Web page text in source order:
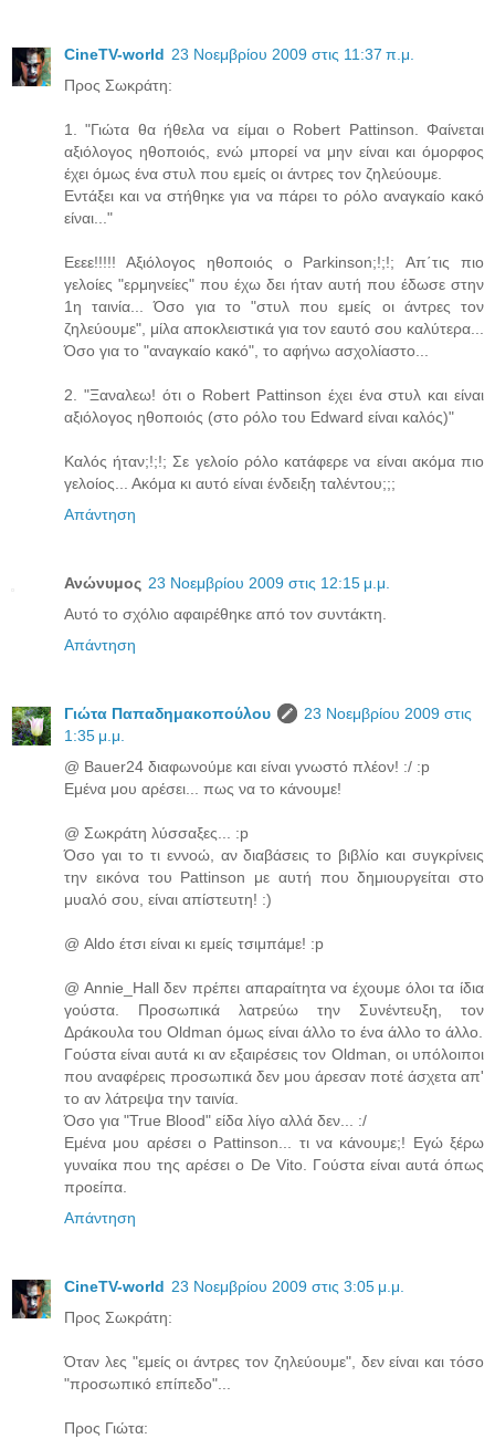
CineTV-world 23 Νοεμβρίου 2009 στις 11:37 π.μ.
Προς Σωκράτη:
1. "Γιώτα θα ήθελα να είμαι ο Robert Pattinson. Φαίνεται
αξιόλογος ηθοποιός, ενώ μπορεί να μην είναι και όμορφος
έχει όμως ένα στυλ που εμείς οι άντρες τον ζηλεύουμε.
Εντάξει και να στήθηκε για να πάρει το ρόλο αναγκαίο κακό
είναι..."
Εεεε!!!!! Αξιόλογος ηθοποιός ο Parkinson;!;!; Απ΄τις πιο
γελοίες "ερμηνείες" που έχω δει ήταν αυτή που έδωσε στην
1η ταινία... Όσο για το "στυλ που εμείς οι άντρες τον
ζηλεύουμε", μίλα αποκλειστικά για τον εαυτό σου καλύτερα...
Όσο για το "αναγκαίο κακό", το αφήνω ασχολίαστο...
2. "Ξαναλεω! ότι ο Robert Pattinson έχει ένα στυλ και είναι
αξιόλογος ηθοποιός (στο ρόλο του Edward είναι καλός)"
Καλός ήταν;!;!; Σε γελοίο ρόλο κατάφερε να είναι ακόμα πιο
γελοίος... Ακόμα κι αυτό είναι ένδειξη ταλέντου;;;
Απάντηση
Ανώνυμος 23 Νοεμβρίου 2009 στις 12:15 μ.μ.
Αυτό το σχόλιο αφαιρέθηκε από τον συντάκτη.
Απάντηση
Γιώτα Παπαδημακοπούλου
23 Νοεμβρίου 2009 στις
1:35 μ.μ.
@ Bauer24 διαφωνούμε και είναι γνωστό πλέον! :/ :p
Εμένα μου αρέσει... πως να το κάνουμε!
@ Σωκράτη λύσσαξες... :p
Όσο γαι το τι εννοώ, αν διαβάσεις το βιβλίο και συγκρίνεις
την εικόνα του Pattinson με αυτή που δημιουργείται στο
μυαλό σου, είναι απίστευτη! :)
@ Aldo έτσι είναι κι εμείς τσιμπάμε! :p
@ Annie_Hall δεν πρέπει απαραίτητα να έχουμε όλοι τα ίδια
γούστα. Προσωπικά λατρεύω την Συνέντευξη, τον
Δράκουλα του Oldman όμως είναι άλλο το ένα άλλο το άλλο.
Γούστα είναι αυτά κι αν εξαιρέσεις τον Oldman, οι υπόλοιποι
που αναφέρεις προσωπικά δεν μου άρεσαν ποτέ άσχετα απ'
το αν λάτρεψα την ταινία.
Όσο για "True Blood" είδα λίγο αλλά δεν... :/
Εμένα μου αρέσει ο Pattinson... τι να κάνουμε;! Εγώ ξέρω
γυναίκα που της αρέσει ο De Vito. Γούστα είναι αυτά όπως
προείπα.
Απάντηση
CineTV-world 23 Νοεμβρίου 2009 στις 3:05 μ.μ.
Προς Σωκράτη:
Όταν λες "εμείς οι άντρες τον ζηλεύουμε", δεν είναι και τόσο
"προσωπικό επίπεδο"...
Προς Γιώτα: